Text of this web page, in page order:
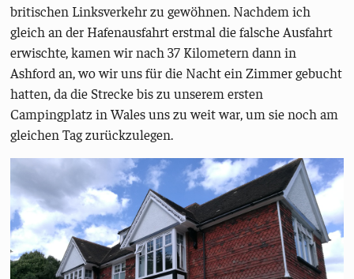
britischen Linksverkehr zu gewöhnen. Nachdem ich
gleich an der Hafenausfahrt erstmal die falsche Ausfahrt
erwischte, kamen wir nach 37 Kilometern dann in
Ashford an, wo wir uns für die Nacht ein Zimmer gebucht
hatten, da die Strecke bis zu unserem ersten
Campingplatz in Wales uns zu weit war, um sie noch am
gleichen Tag zurückzulegen.